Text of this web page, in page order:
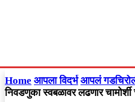
Home आपला विदर्भ आपलं
निवडणुका स्वबळावर लढणार